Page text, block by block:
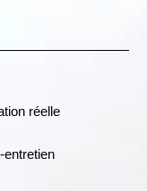
réelle
entretien